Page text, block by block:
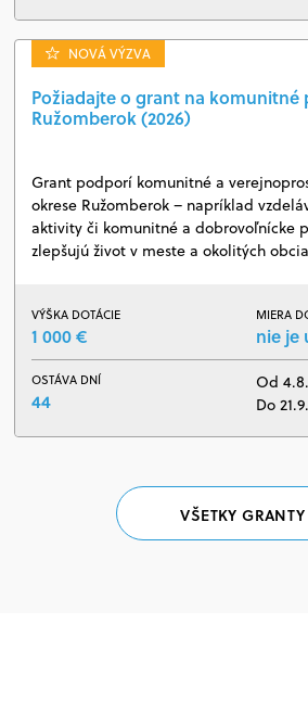
NOVÁ VÝZVA
Požiadajte o grant na komunitné
Ružomberok (2026)
Grant podporí komunitné a
okrese Ružomberok – napríklad
aktivity či komunitné a dobrovoľnícke
zlepšujú život v meste a okolitých
VÝŠKA DOTÁCIE
1 000 €
MIERA
nie je
OSTÁVA DNÍ
44
Od
Do
VŠETKY GRANTY